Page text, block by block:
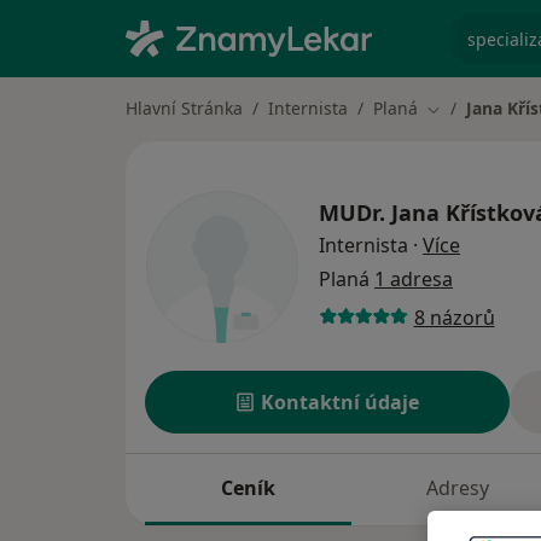
Hlavní Stránka Internista Planá Změna města
Jana
MUDr. Jana
Internista · Více
Planá 1 adresa
8 názorů
Kontaktní údaje
Ceník Adresy